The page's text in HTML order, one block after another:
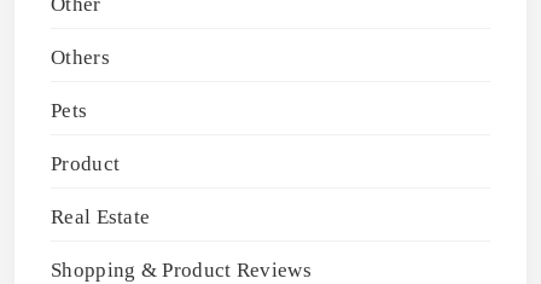
Other
Others
Pets
Product
Real Estate
Shopping & Product Reviews